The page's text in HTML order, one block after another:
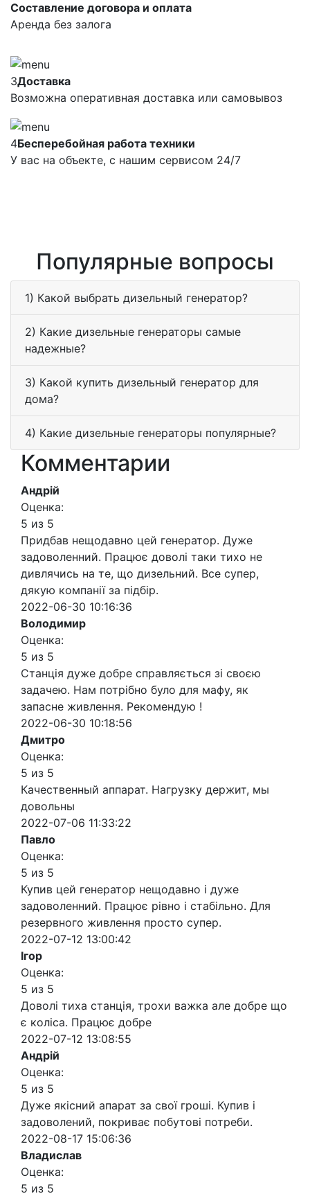
Составление договора и оплата
Аренда без залога
3Доставка
Возможна оперативная доставка или самовывоз
4Бесперебойная работа техники
У вас на объекте, с нашим сервисом 24/7
Популярные вопросы
1) Какой выбрать дизельный генератор?
2) Какие дизельные генераторы самые
надежные?
3) Какой купить дизельный генератор для
дома?
4) Какие дизельные генераторы популярные?
Комментарии
Андрій
Оценка:
5 из 5
Придбав нещодавно цей генератор. Дуже
задоволенний. Працює доволі таки тихо не
дивлячись на те, що дизельний. Все супер,
дякую компанії за підбір.
2022-06-30 10:16:36
Володимир
Оценка:
5 из 5
Станція дуже добре справляється зі своєю
задачею. Нам потрібно було для мафу, як
запасне живлення. Рекомендую !
2022-06-30 10:18:56
Дмитро
Оценка:
5 из 5
Качественный аппарат. Нагрузку держит, мы
довольны
2022-07-06 11:33:22
Павло
Оценка:
5 из 5
Купив цей генератор нещодавно і дуже
задоволенний. Працює рівно і стабільно. Для
резервного живлення просто супер.
2022-07-12 13:00:42
Ігор
Оценка:
5 из 5
Доволі тиха станція, трохи важка але добре що
є коліса. Працює добре
2022-07-12 13:08:55
Андрій
Оценка:
5 из 5
Дуже якісний апарат за свої гроші. Купив і
задоволений, покриває побутові потреби.
2022-08-17 15:06:36
Владислав
Оценка:
5 из 5